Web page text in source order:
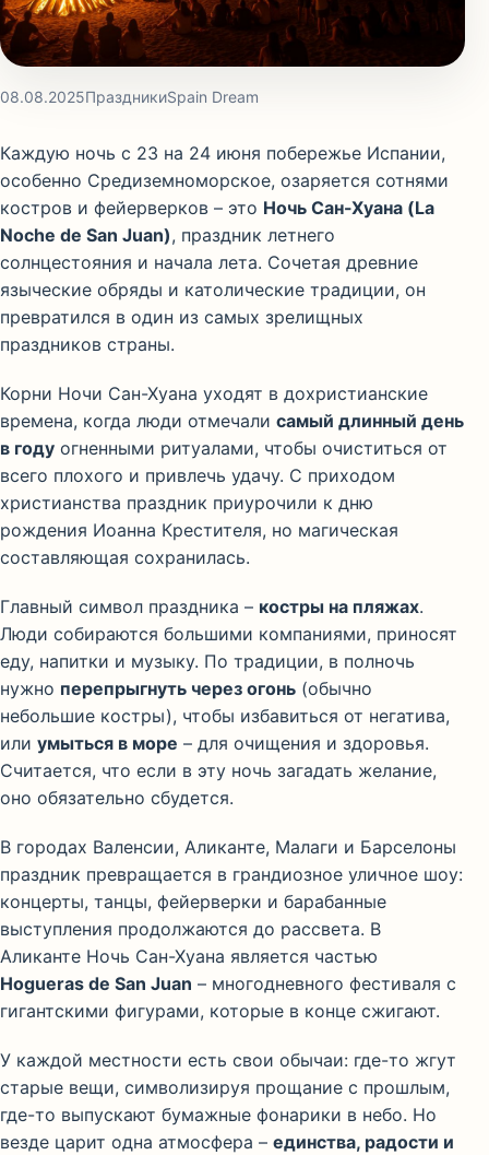
08.08.2025ПраздникиSpain Dream
Каждую ночь с 23 на 24 июня побережье Испании,
особенно Средиземноморское, озаряется сотнями
костров и фейерверков – это Ночь Сан-Хуана (La
Noche de San Juan), праздник летнего
солнцестояния и начала лета. Сочетая древние
языческие обряды и католические традиции, он
превратился в один из самых зрелищных
праздников страны.
Корни Ночи Сан-Хуана уходят в дохристианские
времена, когда люди отмечали самый длинный день
в году огненными ритуалами, чтобы очиститься от
всего плохого и привлечь удачу. С приходом
христианства праздник приурочили к дню
рождения Иоанна Крестителя, но магическая
составляющая сохранилась.
Главный символ праздника – костры на пляжах.
Люди собираются большими компаниями, приносят
еду, напитки и музыку. По традиции, в полночь
нужно перепрыгнуть через огонь (обычно
небольшие костры), чтобы избавиться от негатива,
или умыться в море – для очищения и здоровья.
Считается, что если в эту ночь загадать желание,
оно обязательно сбудется.
В городах Валенсии, Аликанте, Малаги и Барселоны
праздник превращается в грандиозное уличное шоу:
концерты, танцы, фейерверки и барабанные
выступления продолжаются до рассвета. В
Аликанте Ночь Сан-Хуана является частью
Hogueras de San Juan – многодневного фестиваля с
гигантскими фигурами, которые в конце сжигают.
У каждой местности есть свои обычаи: где-то жгут
старые вещи, символизируя прощание с прошлым,
где-то выпускают бумажные фонарики в небо. Но
везде царит одна атмосфера – единства, радости и